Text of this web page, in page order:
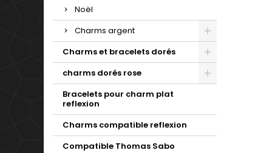
Noël
Charms argent
Charms et bracelets dorés
charms dorés rose
Bracelets pour charm plat
reflexion
Charms compatible reflexion
Compatible Thomas Sabo